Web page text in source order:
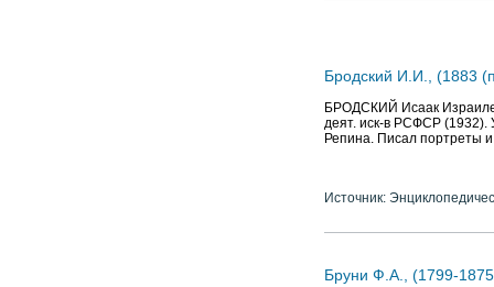
Бродский И.И., (1883
БРОДСКИЙ Исаак
деят. иск-в РСФСР (1932).
Репина. Писал портреты
Источник:
Бруни Ф.А., (1799-